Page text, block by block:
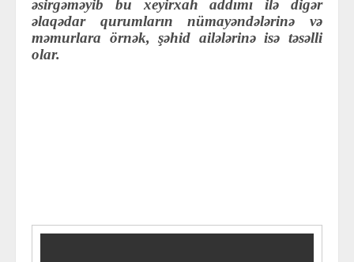
əsirgəməyib bu xeyirxah addımı ilə digər
əlaqədar qurumların nümayəndələrinə və
məmurlara örnək, şəhid ailələrinə isə təsəlli
olar.